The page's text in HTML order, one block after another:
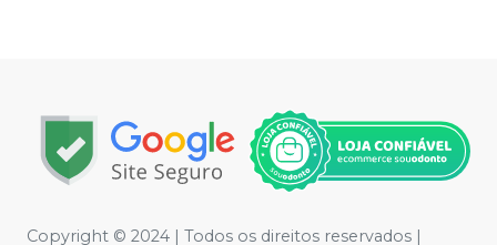
Copyright © 2024 | Todos os direitos reservados |